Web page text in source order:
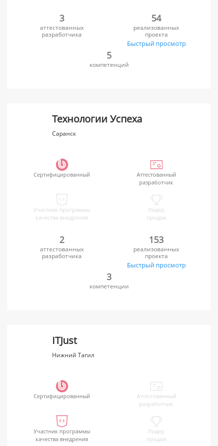
3
аттестованных
разработчика
54
реализованных
проекта
Быстрый просмотр
5
компетенций
Технологии Успеха
Саранск
Сертифицированный
Аттестованный
разработчик
Участник программы
качества внедрения
Лидер
продаж
2
аттестованных
разработчика
153
реализованных
проекта
Быстрый просмотр
3
компетенции
ITJust
Нижний Тагил
Сертифицированный
Аттестованный
разработчик
Участник программы
качества внедрения
Лидер
продаж